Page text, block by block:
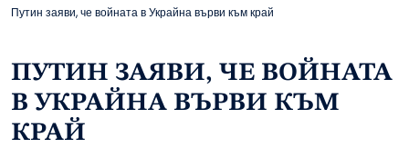
Путин заяви, че войната в Украйна върви към край
ПУТИН ЗАЯВИ, ЧЕ ВОЙНАТА
В УКРАЙНА ВЪРВИ КЪМ
КРАЙ